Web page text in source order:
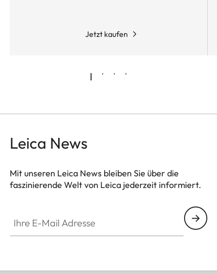
Jetzt kaufen
Leica News
Mit unseren Leica News bleiben Sie über die
faszinierende Welt von Leica jederzeit informiert.